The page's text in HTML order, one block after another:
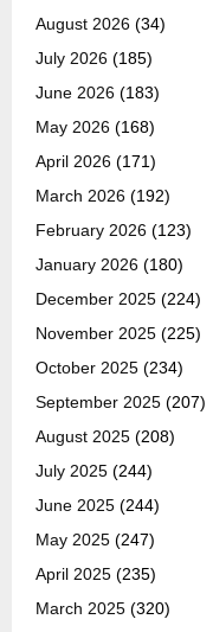
August 2026 (34)
July 2026 (185)
June 2026 (183)
May 2026 (168)
April 2026 (171)
March 2026 (192)
February 2026 (123)
January 2026 (180)
December 2025 (224)
November 2025 (225)
October 2025 (234)
September 2025 (207)
August 2025 (208)
July 2025 (244)
June 2025 (244)
May 2025 (247)
April 2025 (235)
March 2025 (320)